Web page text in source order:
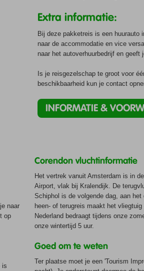
Extra informatie:
Bij deze pakketreis is een huurauto
naar de accommodatie en vice
naar het autoverhuurbedrijf en geeft
Is je reisgezelschap te groot voor
beschikbaarheid kun je contact
INFORMATIE &
naar
op
is
Corendon vluchtinformatie
Het vertrek vanuit Amsterdam is in
Airport, vlak bij Kralendijk. De
Schiphol is de volgende dag, aan
heen- of terugreis maakt het
Nederland bedraagt tijdens onze
onze wintertijd 5 uur.
Goed om te weten
Ter plaatse moet je een 'Tourism